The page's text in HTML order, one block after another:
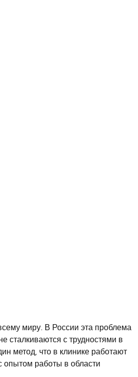
сталкиваются с трудностями в
метод, что в клинике работают
опытом работы в области